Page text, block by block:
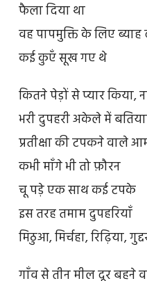
फैला दिया था
वह पापमुक्ति के लिए
कई कुएँ सूख गए थे
कितने पेड़ों से प्यार किया,
भरी दुपहरी अकेले में
प्रतीक्षा की टपकने वाले
कभी माँगे भी तो फ़ौरन
चू पड़े एक साथ कई टपके
इस तरह तमाम दुपहरियाँ
मिठुआ, मिर्चहा, रिढ़िया,
गाँव से तीन मील दूर बहने